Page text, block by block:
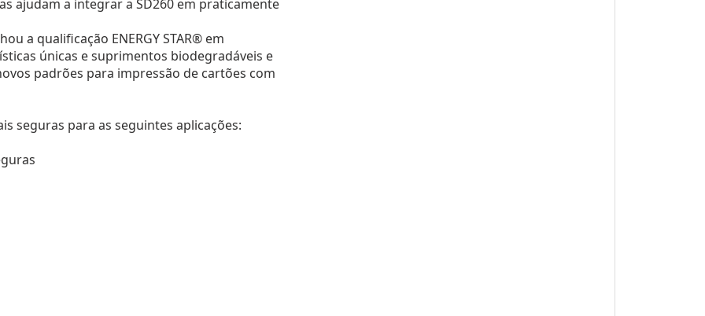
ajudam a integrar a SD260 em praticamente
a qualificação ENERGY STAR® em
únicas e suprimentos biodegradáveis e
padrões para impressão de cartões com
seguras para as seguintes aplicações: